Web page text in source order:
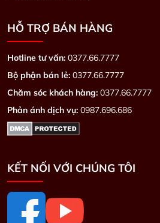
HỖ TRỢ BÁN HÀNG
Hotline tư vấn: 0377.66.7777
Bộ phận bán lẻ: 0377.66.7777
Chăm sóc khách hàng: 0377.66.7777
Phản ánh dịch vụ: 0987.696.686
KẾT NỐI VỚI CHÚNG TÔI